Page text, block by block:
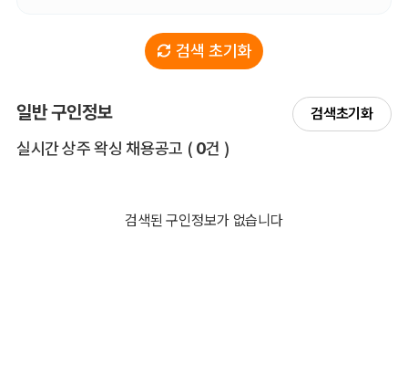
검색 초기화
일반 구인정보 검색초기화
실시간 상주 왁싱 채용공고 전체 목록
( 0건 )
검색된 구인정보가 없습니다